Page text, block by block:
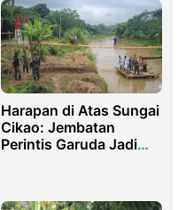
Harapan di Atas Sungai
Cikao: Jembatan
Perintis Garuda Jadi